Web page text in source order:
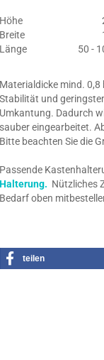
Höhe
Breite
Länge
50 -
Materialdicke mind.
Stabilität und
Umkantung. Dadurch
sauber eingearbeitet.
Bitte beachten Sie die
Passende
Halterung. Nützliches
Bedarf oben
teilen